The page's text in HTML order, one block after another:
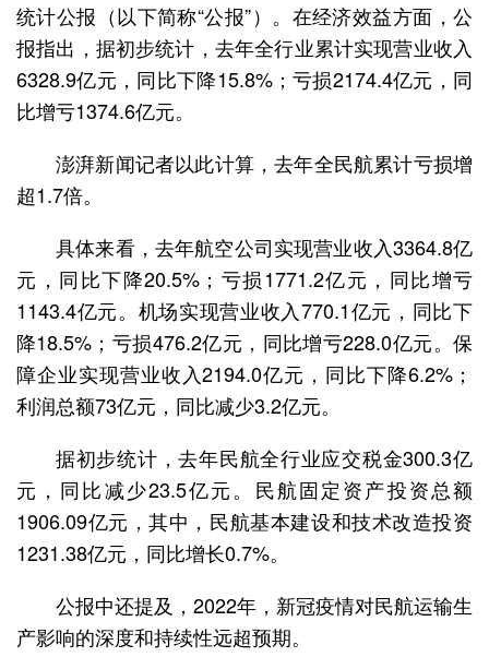
统计公报（以下简称“公报”）。在经济效益方面，公
报指出，据初步统计，去年全行业累计实现营业收入
6328.9亿元，同比下降15.8%；亏损2174.4亿元，同
比增亏1374.6亿元。
澎湃新闻记者以此计算，去年全民航累计亏损增
超1.7倍。
具体来看，去年航空公司实现营业收入3364.8亿
元，同比下降20.5%；亏损1771.2亿元，同比增亏
1143.4亿元。机场实现营业收入770.1亿元，同比下
降18.5%；亏损476.2亿元，同比增亏228.0亿元。保
障企业实现营业收入2194.0亿元，同比下降6.2%；
利润总额73亿元，同比减少3.2亿元。
据初步统计，去年民航全行业应交税金300.3亿
元，同比减少23.5亿元。民航固定资产投资总额
1906.09亿元，其中，民航基本建设和技术改造投资
1231.38亿元，同比增长0.7%。
公报中还提及，2022年，新冠疫情对民航运输生
产影响的深度和持续性远超预期。